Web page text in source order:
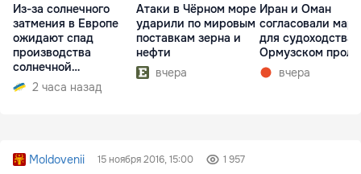
Из-за солнечного
затмения в Европе
ожидают спад
производства
солнечной
электроэнергии
2 часа назад
Атаки в Чёрном море
ударили по мировым
поставкам зерна и
нефти
вчера
Иран и Оман
согласовали
для судоходства
Ормузском
вчера
Moldovenii 15 ноября 2016, 15:00 1 957